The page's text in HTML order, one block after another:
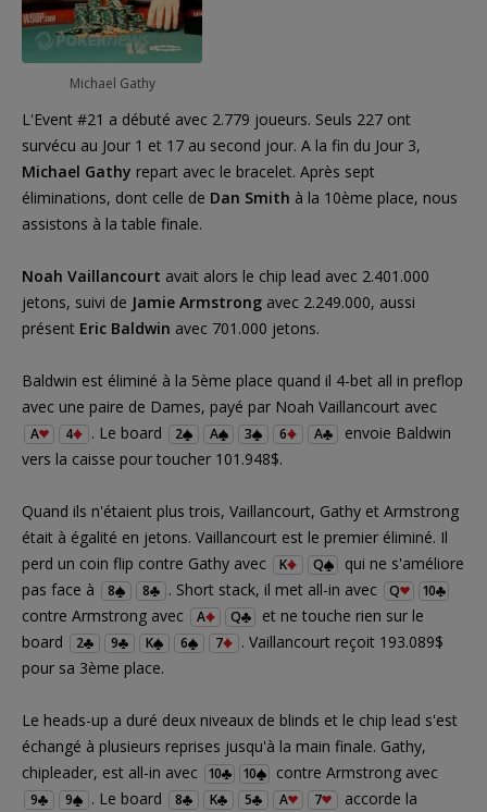
Michael Gathy
L'Event #21 a débuté avec 2.779 joueurs. Seuls 227 ont
survécu au Jour 1 et 17 au second jour. A la fin du Jour 3,
Michael Gathy repart avec le bracelet. Après sept
éliminations, dont celle de Dan Smith à la 10ème place, nous
assistons à la table finale.
Noah Vaillancourt avait alors le chip lead avec 2.401.000
jetons, suivi de Jamie Armstrong avec 2.249.000, aussi
présent Eric Baldwin avec 701.000 jetons.
Baldwin est éliminé à la 5ème place quand il 4-bet all in preflop
avec une paire de Dames, payé par Noah Vaillancourt avec
A 4 . Le board 2 A 3 6 A
envoie Baldwin
vers la caisse pour toucher 101.948$.
Quand ils n'étaient plus trois, Vaillancourt, Gathy et Armstrong
était à égalité en jetons. Vaillancourt est le premier éliminé. Il
perd un coin flip contre Gathy avec
K Q
qui ne s'améliore
pas face à
8 8 . Short stack, il met all-in avec Q 10
contre Armstrong avec A Q
et ne touche rien sur le
board
2 9 K 6 7
. Vaillancourt reçoit 193.089$
pour sa 3ème place.
Le heads-up a duré deux niveaux de blinds et le chip lead s'est
échangé à plusieurs reprises jusqu'à la main finale. Gathy,
chipleader, est all-in avec 10 10 contre Armstrong avec
9 9 . Le board 8 K 5 A 7
accorde la